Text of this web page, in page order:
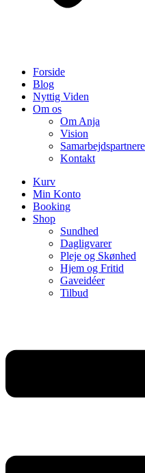
Forside
Blog
Nyttig Viden
Om os
Om Anja
Vision
Samarbejdspartnere
Kontakt
Kurv
Min Konto
Booking
Shop
Sundhed
Dagligvarer
Pleje og Skønhed
Hjem og Fritid
Gaveidéer
Tilbud